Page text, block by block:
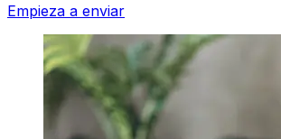
Empieza a enviar